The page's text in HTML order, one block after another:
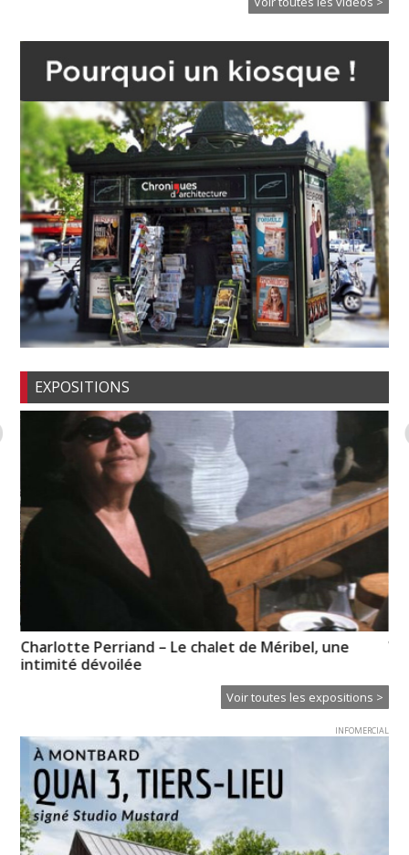
EXPOSITIONS
Charlotte Perriand – Le chalet de Méribel, une
intimité dévoilée
Voir toutes les expositions >
INFOMERCIAL